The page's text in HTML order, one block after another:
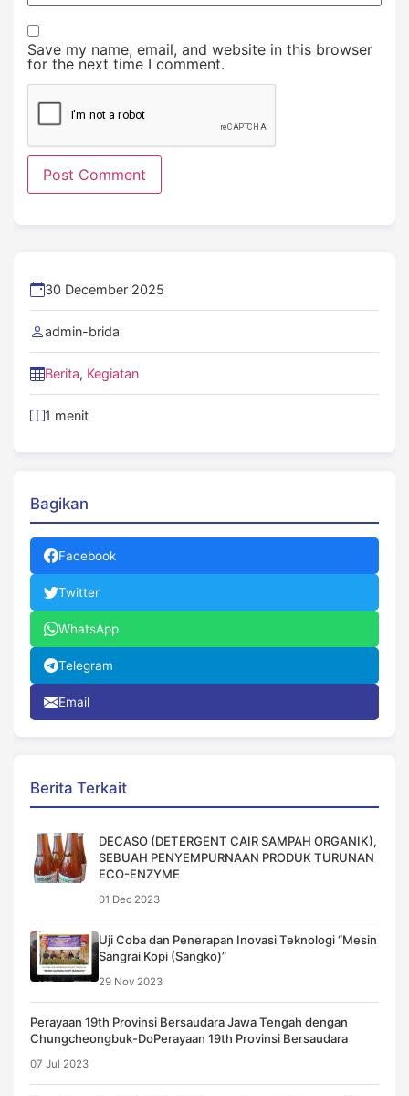
30 December 2025
admin-brida
Berita, Kegiatan
1 menit
Bagikan
Facebook
Twitter
WhatsApp
Telegram
Email
Berita Terkait
DECASO (DETERGENT CAIR SAMPAH ORGANIK),
SEBUAH PENYEMPURNAAN PRODUK TURUNAN
ECO-ENZYME
01 Dec 2023
Uji Coba dan Penerapan Inovasi Teknologi “Mesin
Sangrai Kopi (Sangko)”
29 Nov 2023
Perayaan 19th Provinsi Bersaudara Jawa Tengah dengan
Chungcheongbuk-DoPerayaan 19th Provinsi Bersaudara
07 Jul 2023
Save my name, email, and website in this browser
for the next time I comment.